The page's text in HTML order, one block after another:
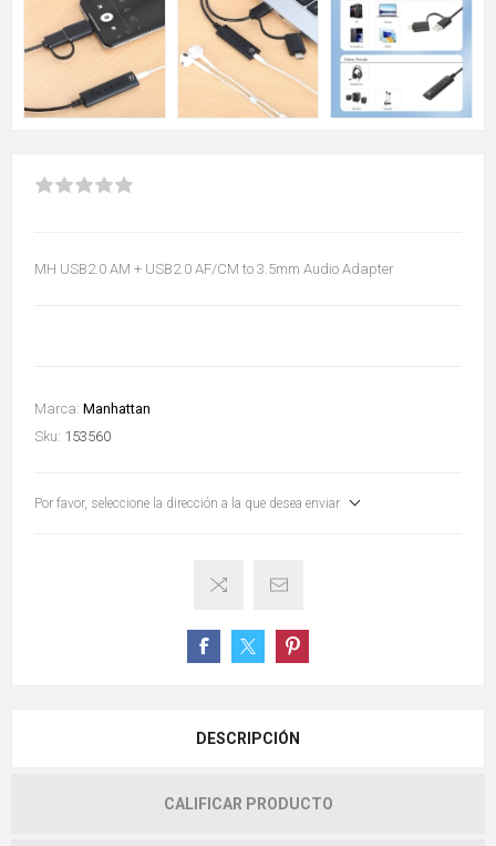
MH USB2.0 AM + USB2.0 AF/CM to 3.5mm Audio Adapter
Marca: Manhattan
Sku: 153560
Por favor, seleccione la dirección a la que desea enviar
DESCRIPCIÓN
CALIFICAR PRODUCTO